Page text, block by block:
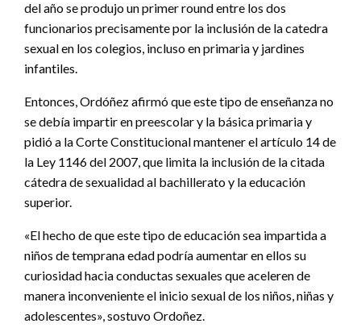
del año se produjo un primer round entre los dos
funcionarios precisamente por la inclusión de la catedra
sexual en los colegios, incluso en primaria y jardines
infantiles.
Entonces, Ordóñez afirmó que este tipo de enseñanza no
se debía impartir en preescolar y la básica primaria y
pidió a la Corte Constitucional mantener el artículo 14 de
la Ley 1146 del 2007, que limita la inclusión de la citada
cátedra de sexualidad al bachillerato y la educación
superior.
«El hecho de que este tipo de educación sea impartida a
niños de temprana edad podría aumentar en ellos su
curiosidad hacia conductas sexuales que aceleren de
manera inconveniente el inicio sexual de los niños, niñas y
adolescentes», sostuvo Ordoñez.